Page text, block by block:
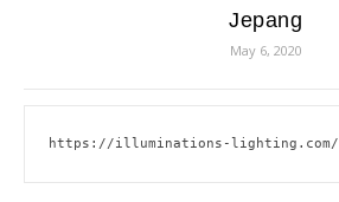
Jepang
May 6, 2020
https://illuminations-lighting.com/